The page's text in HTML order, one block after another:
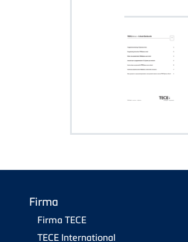
Firma
Firma TECE
TECE International